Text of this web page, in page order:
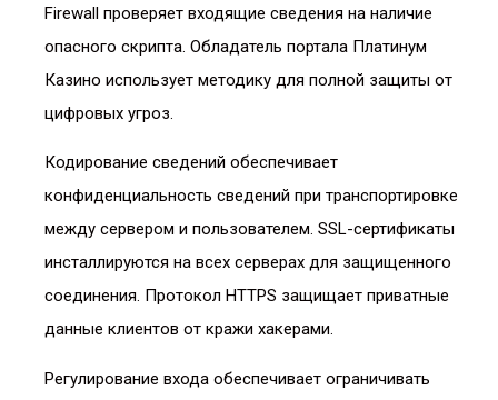
Firewall проверяет входящие сведения на наличие
опасного скрипта. Обладатель портала Платинум
Казино использует методику для полной защиты от
цифровых угроз.
Кодирование сведений обеспечивает
конфиденциальность сведений при транспортировке
между сервером и пользователем. SSL-сертификаты
инсталлируются на всех серверах для защищенного
соединения. Протокол HTTPS защищает приватные
данные клиентов от кражи хакерами.
Регулирование входа обеспечивает ограничивать